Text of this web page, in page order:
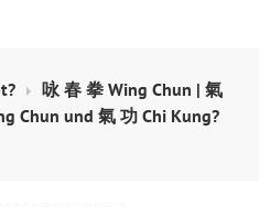
咏 春 拳 Wing Chun | 氣
Chun und 氣 功 Chi Kung?